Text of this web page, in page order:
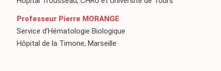
Professeur Pierre MORANGE
Service d’Hématologie Biologique
Hôpital de la Timone, Marseille